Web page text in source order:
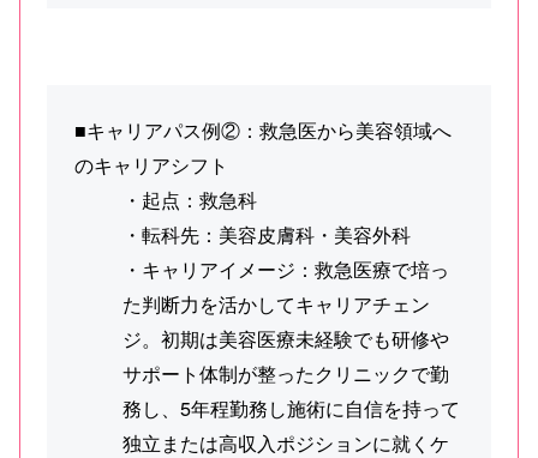
■キャリアパス例②：救急医から美容領域へ
のキャリアシフト
・起点：救急科
・転科先：美容皮膚科・美容外科
・キャリアイメージ：救急医療で培っ
た判断力を活かしてキャリアチェン
ジ。初期は美容医療未経験でも研修や
サポート体制が整ったクリニックで勤
務し、5年程勤務し施術に自信を持って
独立または高収入ポジションに就くケ